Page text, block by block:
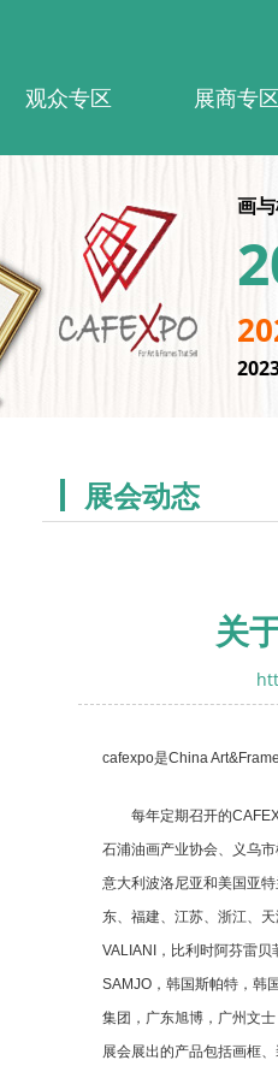
观众专区 展商专区
画
展会动态
关
cafexpo是China
每年定期召开的
石浦油画产业协会、义乌
意大利波洛尼亚和美国亚
东、福建、江苏、浙江、
VALIANI，比利时阿芬雷
SAMJO，韩国斯帕特，韩
集团，广东旭博，广州文
展会展出的产品包括画框